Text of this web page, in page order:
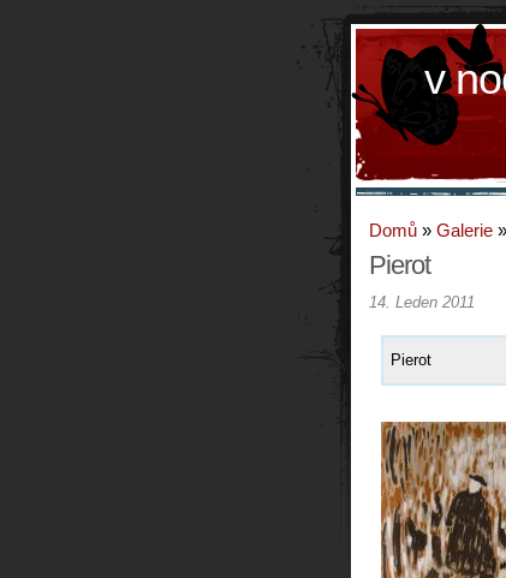
v
Domů » Galerie »
Pierot
14. Leden 2011
Pierot